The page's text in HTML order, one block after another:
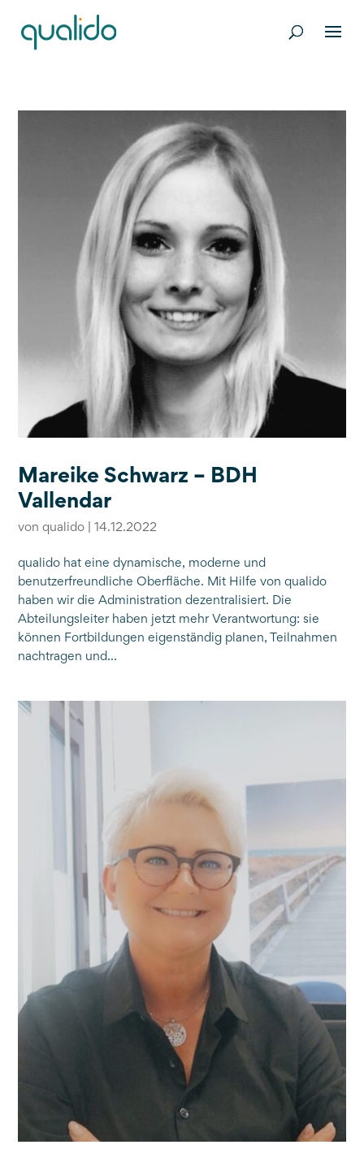
Mareike Schwarz – BDH
Vallendar
vonqualido |14.12.2022
qualido hat eine dynamische, moderne und
benutzerfreundliche Oberfläche. Mit Hilfe von qualido
haben wir die Administration dezentralisiert. Die
Abteilungsleiter haben jetzt mehr Verantwortung: sie
können Fortbildungen eigenständig planen, Teilnahmen
nachtragen und...